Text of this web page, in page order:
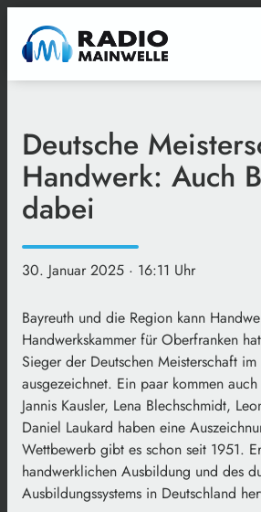
Deutsche
Handwerk: Auch
dabei
30. Januar 2025 · 16:11 Uhr
Bayreuth und die Region kann
Handwerkskammer für Oberfranken
Sieger der Deutschen Meisterschaft
ausgezeichnet. Ein paar kommen
Jannis Kausler, Lena Blechschmidt,
Daniel Laukard haben eine
Wettbewerb gibt es schon seit 1951.
handwerklichen Ausbildung und des
Ausbildungssystems in Deutschland